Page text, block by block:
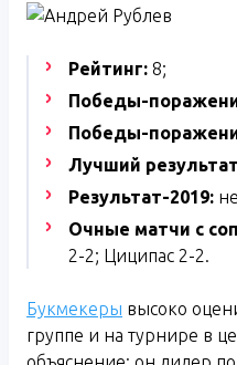
Рейтинг: 8;
Победы-
Победы-
Лучший
Результат-2019:
Очные матчи с
2-2; Циципас 2-2.
Букмекеры высоко
группе и на турнире в